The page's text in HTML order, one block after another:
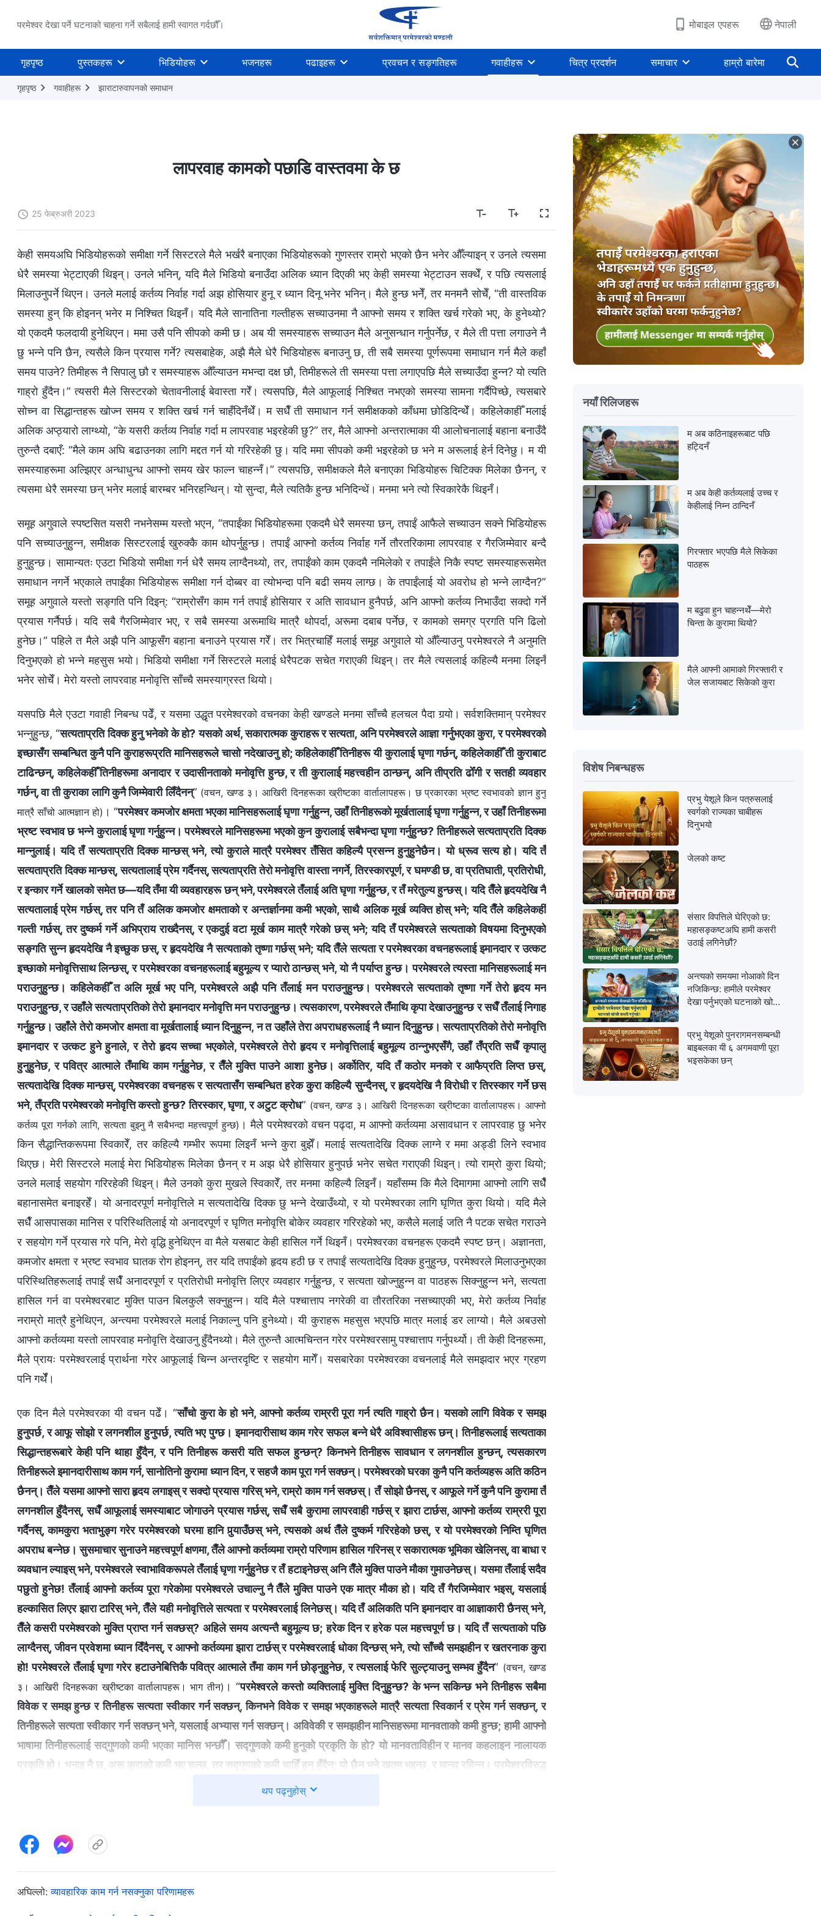
परमेश्वर देखा पर्ने घटनाको चाहना गर्ने सबैलाई हामी स्वागत गर्दछौँ। मोबाइल एपहरू नेपाली
गृहपृष्ठ पुस्तकहरू भिडियोहरू भजनहरू पढाइहरू प्रवचन र सङ्गतिहरू गवाहीहरू चित्र प्रदर्शन समाचार हाम्रो बारेमा
गृहपृष्ठ गवाहीहरू झाराटारुवापनको समाधान
लापरवाह कामको पछाडि वास्तवमा के छ
25 फेब्रुअरी 2023
केही समयअघि भिडियोहरूको समीक्षा गर्ने सिस्टरले मैले भर्खरै बनाएका भिडियोहरूको गुणस्तर राम्रो भएको छैन भनेर औँल्याइन् र उनले त्यसमा
धेरै समस्या भेट्टाएकी थिइन्। उनले भनिन्, यदि मैले भिडियो बनाउँदा अलिक ध्यान दिएकी भए केही समस्या भेट्टाउन सक्थेँ, र पछि त्यसलाई
मिलाउनुपर्ने थिएन। उनले मलाई कर्तव्य निर्वाह गर्दा अझ होसियार हुनू र ध्यान दिनू भनेर भनिन्। मैले हुन्छ भनेँ, तर मनमनै सोचेँ, “ती वास्तविक
समस्या हुन् कि होइनन् भनेर म निश्चित थिइनँ। यदि मैले सानातिना गल्तीहरू सच्याउनमा नै आफ्नो समय र शक्ति खर्च गरेको भए, के हुनेथ्यो?
यो एकदमै फलदायी हुनेथिएन। ममा उसै पनि सीपको कमी छ। अब यी समस्याहरू सच्याउन मैले अनुसन्धान गर्नुपर्नेछ, र मैले ती पत्ता लगाउने नै
छु भन्ने पनि छैन, त्यसैले किन प्रयास गर्ने? त्यसबाहेक, अझै मैले धेरै भिडियोहरू बनाउनु छ, ती सबै समस्या पूर्णरूपमा समाधान गर्न मैले कहाँ
समय पाउने? तिमीहरू नै सिपालु छौ र समस्याहरू औँल्याउन मभन्दा दक्ष छौ, तिमीहरूले ती समस्या पत्ता लगाएपछि मैले सच्याउँदा हुन्न? यो त्यति
गाह्रो हुँदैन।” त्यसरी मैले सिस्टरको चेतावनीलाई बेवास्ता गरेँ। त्यसपछि, मैले आफूलाई निश्चित नभएको समस्या सामना गर्दैपिच्छे, त्यसबारे
सोच्न वा सिद्धान्तहरू खोज्न समय र शक्ति खर्च गर्न चाहँदिनँथेँ। म सधैँ ती समाधान गर्न समीक्षकको काँधमा छोडिदिन्थेँ। कहिलेकाहीँ मलाई
अलिक अप्ठ्यारो लाग्थ्यो, “के यसरी कर्तव्य निर्वाह गर्दा म लापरवाह भइरहेकी छु?” तर, मैले आफ्नो अन्तरात्माका यी आलोचनालाई बहाना बनाउँदै
तुरुन्तै दबाएँ: “मैले काम अघि बढाउनका लागि मद्दत गर्न यो गरिरहेकी छु। यदि ममा सीपको कमी भइरहेको छ भने म अरूलाई हेर्न दिनेछु। म यी
समस्याहरूमा अल्झिएर अन्धाधुन्ध आफ्नो समय खेर फाल्न चाहन्नँ।” त्यसपछि, समीक्षकले मैले बनाएका भिडियोहरू चिटिक्क मिलेका छैनन्, र
त्यसमा धेरै समस्या छन् भनेर मलाई बारम्बर भनिरहन्थिन्। यो सुन्दा, मैले त्यतिकै हुन्छ भनिदिन्थें। मनमा भने त्यो स्विकारेकै थिइनँ।
समूह अगुवाले स्पष्टसित यसरी नभनेसम्म यस्तो भएन, “तपाईंका भिडियोहरूमा एकदमै धेरै समस्या छन्, तपाईं आफैले सच्याउन सक्ने भिडियोहरू
पनि सच्याउनुहुन्न, समीक्षक सिस्टरलाई खुरुक्कै काम थोपर्नुहुन्छ। तपाईं आफ्नो कर्तव्य निर्वाह गर्ने तौरतरिकामा लापरवाह र गैरजिम्मेवार बन्दै
हुनुहुन्छ। सामान्यतः एउटा भिडियो समीक्षा गर्न धेरै समय लाग्दैनथ्यो, तर, तपाईंको काम एकदमै नमिलेको र तपाईंले निकै स्पष्ट समस्याहरूसमेत
समाधान नगर्ने भएकाले तपाईंका भिडियोहरू समीक्षा गर्न दोब्बर वा त्योभन्दा पनि बढी समय लाग्छ। के तपाईंलाई यो अवरोध हो भन्ने लाग्दैन?”
समूह अगुवाले यस्तो सङ्गति पनि दिइन्: “राम्रोसँग काम गर्न तपाईं होसियार र अति सावधान हुनैपर्छ, अनि आफ्नो कर्तव्य निभाउँदा सक्दो गर्ने
प्रयास गर्नैपर्छ। यदि सबै गैरजिम्मेवार भए, र सबै समस्या अरूमाथि मात्रै थोपर्दा, अरूमा दबाब पर्नेछ, र कामको समग्र प्रगति पनि ढिलो
हुनेछ।” पहिले त मैले अझै पनि आफूसँग बहाना बनाउने प्रयास गरेँ। तर भित्रचाहिँ मलाई समूह अगुवाले यो औँल्याउनु परमेश्‍वरले नै अनुमति
दिनुभएको हो भन्ने महसुस भयो। भिडियो समीक्षा गर्ने सिस्टरले मलाई धेरैपटक सचेत गराएकी थिइन्। तर मैले त्यसलाई कहिल्यै मनमा लिइनँ
भनेर सोचेँ। मेरो यस्तो लापरवाह मनोवृत्ति साँच्चै समस्याग्रस्त थियो।
यसपछि मैले एउटा गवाही निबन्ध पढेँ, र यसमा उद्धृत परमेश्‍वरको वचनका केही खण्डले मनमा साँच्चै हलचल पैदा गर्‍यो। सर्वशक्तिमान्‌ परमेश्‍वर
भन्‍नुहुन्छ, “सत्यताप्रति दिक्‍क हुनु भनेको के हो? यसको अर्थ, सकारात्मक कुराहरू र सत्यता, अनि परमेश्‍वरले आज्ञा गर्नुभएका कुरा, र परमेश्‍वरको
इच्‍छासँग सम्‍बन्धित कुनै पनि कुराहरूप्रति मानिसहरूले चासो नदेखाउनु हो; कहिलेकाहीँ तिनीहरू यी कुरालाई घृणा गर्छन्, कहिलेकाहीँ ती कुराबाट
टाढिन्छन्, कहिलेकहीँ तिनीहरूमा अनादार र उदासीनताको मनोवृत्ति हुन्छ, र ती कुरालाई महत्त्वहीन ठान्छन्, अनि तीप्रति ढोँगी र सतही व्यवहार
गर्छन्, वा ती कुराका लागि कुनै जिम्‍मेवारी लिँदैनन्” (वचन, खण्ड ३। आखिरी दिनहरूका ख्रीष्टका वार्तालापहरू। छ प्रकारका भ्रष्ट स्वभावको ज्ञान हुनु
मात्रै साँचो आत्मज्ञान हो) । “परमेश्‍वर कमजोर क्षमता भएका मानिसहरूलाई घृणा गर्नुहुन्‍न, उहाँ तिनीहरूको मूर्खतालाई घृणा गर्नुहुन्न, र उहाँ तिनीहरूमा
भ्रष्ट स्वभाव छ भन्‍ने कुरालाई घृणा गर्नुहुन्‍न। परमेश्वरले मानिसहरूमा भएको कुन कुरालाई सबैभन्दा घृणा गर्नुहुन्छ? तिनीहरूले सत्यताप्रति दिक्‍क
मान्‍नुलाई। यदि तँ सत्यताप्रति दिक्‍क मान्छस् भने, त्यो कुराले मात्रै परमेश्‍वर तँसित कहिल्यै प्रसन्‍न हुनुहुनेछैन। यो ध्रूव सत्य हो। यदि तँ
सत्यताप्रति दिक्‍क मान्छस्, सत्यतालाई प्रेम गर्दैनस्, सत्यताप्रति तेरो मनोवृत्ति वास्ता नगर्ने, तिरस्कारपूर्ण, र घमण्‍डी छ, वा प्रतिघाती, प्रतिरोधी,
र इन्कार गर्ने खालको समेत छ—यदि तँमा यी व्यवहारहरू छन् भने, परमेश्‍वरले तँलाई अति घृणा गर्नुहुन्छ, र तँ मरेतुल्य हुन्छस्। यदि तैँले हृदयदेखि नै
सत्यतालाई प्रेम गर्छस्, तर पनि तँ अलिक कमजोर क्षमताको र अन्तर्ज्ञानमा कमी भएको, साथै अलिक मूर्ख व्यक्ति होस् भने; यदि तैँले कहिलेकहीँ
गल्ती गर्छस्, तर दुष्कर्म गर्ने अभिप्राय राख्दैनस्, र एकदुई वटा मूर्ख काम मात्रै गरेको छस् भने; यदि तँ परमेश्‍वरले सत्यताको विषयमा दिनुभएको
सङ्गति सुन्‍न हृदयदेखि नै इच्‍छुक छस्, र हृदयदेखि नै सत्यताको तृष्णा गर्छस् भने; यदि तैँले सत्यता र परमेश्‍वरका वचनहरूलाई इमानदार र उत्कट
इच्‍छाको मनोवृत्तिसाथ लिन्छस्, र परमेश्‍वरका वचनहरूलाई बहुमूल्य र प्यारो ठान्छस् भने, यो नै पर्याप्त हुन्छ। परमेश्‍वरले त्यस्ता मानिसहरूलाई मन
पराउनुहुन्छ। कहिलेकहीँ त अलि मूर्ख भए पनि, परमेश्‍वरले अझै पनि तँलाई मन पराउनुहुन्छ। परमेश्‍वरले सत्यताको तृष्णा गर्ने तेरो हृदय मन
पराउनुहुन्छ, र उहाँले सत्यताप्रतिको तेरो इमानदार मनोवृत्ति मन पराउनुहुन्छ। त्यसकारण, परमेश्‍वरले तँमाथि कृपा देखाउनुहुन्छ र सधैँ तँलाई निगाह
गर्नुहुन्छ। उहाँले तेरो कमजोर क्षमता वा मूर्खतालाई ध्यान दिनुहुन्‍न, न त उहाँले तेरा अपराधहरूलाई नै ध्यान दिनुहुन्छ। सत्यताप्रतिको तेरो मनोवृत्ति
इमानदार र उत्कट हुने हुनाले, र तेरो हृदय सच्‍चा भएकोले, परमेश्‍वरले तेरो हृदय र मनोवृत्तिलाई बहुमूल्य ठान्‍नुभएसँगै, उहाँ तँप्रति सधैँ कृपालु
हुनुहुनेछ, र पवित्र आत्‍माले तँमाथि काम गर्नुहुनेछ, र तैँले मुक्ति पाउने आशा हुनेछ। अर्कोतिर, यदि तँ कठोर मनको र आफैप्रति लिप्त छस्,
सत्यतादेखि दिक्‍क मान्छस्, परमेश्‍वरका वचनहरू र सत्यतासँग सम्‍बन्धित हरेक कुरा कहिल्यै सुन्दैनस्, र हृदयदेखि नै विरोधी र तिरस्कार गर्ने छस्
भने, तँप्रति परमेश्‍वरको मनोवृत्ति कस्तो हुन्छ? तिरस्कार, घृणा, र अटुट क्रोध” (वचन, खण्ड ३। आखिरी दिनहरूका ख्रीष्टका वार्तालापहरू। आफ्‍नो
कर्तव्य पूरा गर्नको लागि, सत्यता बुझ्‍नु नै सबैभन्दा महत्त्वपूर्ण हुन्छ) । मैले परमेश्‍वरको वचन पढ्दा, म आफ्नो कर्तव्यमा असावधान र लापरवाह छु भनेर
किन सैद्धान्तिकरूपमा स्विकारेँ, तर कहिल्यै गम्भीर रूपमा लिइनँ भन्ने कुरा बुझेँ। मलाई सत्यतादेखि दिक्क लाग्ने र ममा अड्डी लिने स्वभाव
थिएछ। मेरी सिस्टरले मलाई मेरा भिडियोहरू मिलेका छैनन् र म अझ धेरै होसियार हुनुपर्छ भनेर सचेत गराएकी थिइन्। त्यो राम्रो कुरा थियो;
उनले मलाई सहयोग गरिरहेकी थिइन्। मैले उनको कुरा मुखले स्विकारेँ, तर मनमा कहिल्यै लिइनँ। यहाँसम्म कि मैले दिमागमा आफ्नो लागि सधैँ
बहानासमेत बनाइरहेँ। यो अनादरपूर्ण मनोवृत्तिले म सत्यतादेखि दिक्क छु भन्ने देखाउँथ्यो, र यो परमेश्‍वरका लागि घृणित कुरा थियो। यदि मैले
सधैँ आसपासका मानिस र परिस्थितिलाई यो अनादरपूर्ण र घृणित मनोवृत्ति बोकेर व्यवहार गरिरहेको भए, कसैले मलाई जति नै पटक सचेत गराउने
र सहयोग गर्ने प्रयास गरे पनि, मेरो वृद्धि हुनेथिएन वा मैले यसबाट केही हासिल गर्ने थिइनँ। परमेश्‍वरका वचनहरू एकदमै स्पष्ट छन्। अज्ञानता,
कमजोर क्षमता र भ्रष्ट स्वभाव घातक रोग होइनन्, तर यदि तपाईंको हृदय हठी छ र तपाईं सत्यतादेखि दिक्क हुनुहुन्छ, परमेश्‍वरले मिलाउनुभएका
परिस्थितिहरूलाई तपाईं सधैँ अनादरपूर्ण र प्रतिरोधी मनोवृत्ति लिएर व्यवहार गर्नुहुन्छ, र सत्यता खोज्नुहुन्न वा पाठहरू सिक्नुहुन्न भने, सत्यता
हासिल गर्न वा परमेश्‍वरबाट मुक्ति पाउन बिलकुलै सक्नुहुन्न। यदि मैले पश्चात्ताप नगरेकी वा तौरतरिका नसच्याएकी भए, मेरो कर्तव्य निर्वाह
नराम्रो मात्रै हुनेथिएन, अन्त्यमा परमेश्‍वरले मलाई निकाल्नु पनि हुनेथ्यो। यी कुराहरू महसुस भएपछि मात्र मलाई डर लाग्यो। मैले अबउसो
आफ्नो कर्तव्यमा यस्तो लापरवाह मनोवृत्ति देखाउनु हुँदैनथ्यो। मैले तुरुन्तै आत्मचिन्तन गरेर परमेश्‍वरसामु पश्चात्ताप गर्नुपर्थ्यो। ती केही दिनहरूमा,
मैले प्रायः परमेश्‍वरलाई प्रार्थना गरेर आफूलाई चिन्न अन्तरदृष्टि र सहयोग मागेँ। यसबारेका परमेश्‍वरका वचनलाई मैले समझदार भएर ग्रहण
पनि गर्थेँ।
एक दिन मैले परमेश्‍वरका यी वचन पढेँ। “साँचो कुरा के हो भने, आफ्‍नो कर्तव्य राम्ररी पूरा गर्न त्यति गाह्रो छैन। यसको लागि विवेक र समझ
हुनुपर्छ, र आफू सोझो र लगनशील हुनुपर्छ, त्यति भए पुग्छ। इमानदारीसाथ काम गरेर सफल बन्‍ने धेरै अविश्‍वासीहरू छन्। तिनीहरूलाई सत्यताका
सिद्धान्तहरूबारे केही पनि थाहा हुँदैन, र पनि तिनीहरू कसरी यति सफल हुन्छन्? किनभने तिनीहरू सावधान र लगनशील हुन्छन्, त्यसकारण
तिनीहरूले इमानदारीसाथ काम गर्न, सानोतिनो कुरामा ध्यान दिन, र सहजै काम पूरा गर्न सक्छन्। परमेश्‍वरको घरका कुनै पनि कर्तव्यहरू अति कठिन
छैनन्। तैँले यसमा आफ्‍नो सारा हृदय लगाइस् र सक्दो प्रयास गरिस् भने, राम्रो काम गर्न सक्छस्। तँ सोझो छैनस्, र आफूले गर्ने कुनै पनि कुरामा तँ
लगनशील हुँदैनस्, सधैँ आफूलाई समस्याबाट जोगाउने प्रयास गर्छस्, सधैँ सबै कुरामा लापरवाही गर्छस् र झारा टार्छस, आफ्‍नो कर्तव्य राम्ररी पूरा
गर्दैनस्, कामकुरा भताभुङ्ग गरेर परमेश्‍वरको घरमा हानि पुर्‍याउँछस् भने, त्यसको अर्थ तैँले दुष्कर्म गरिरहेको छस्, र यो परमेश्‍वरको निम्ति घृणित
अपराध बन्‍नेछ। सुसमाचार सुनाउने महत्त्वपूर्ण क्षणमा, तैँले आफ्‍नो कर्तव्यमा राम्रो परिणाम हासिल गरिनस् र सकारात्मक भूमिका खेलिनस्, वा बाधा र
व्यवधान ल्याइस् भने, परमेश्‍वरले स्वाभाविकरूपले तँलाई घृणा गर्नुहुनेछ र तँ हटाइनेछस् अनि तैँले मुक्ति पाउने मौका गुमाउनेछस्। यसमा तँलाई सदैव
पछुतो हुनेछ! तँलाई आफ्‍नो कर्तव्य पूरा गरेकोमा परमेश्‍वरले उचाल्‍नु नै तैँले मुक्ति पाउने एक मात्र मौका हो। यदि तँ गैरजिम्‍मेवार भइस्, यसलाई
हल्कासित लिएर झारा टारिस् भने, तैँले यही मनोवृत्तिले सत्यता र परमेश्‍वरलाई लिनेछस्। यदि तँ अलिकति पनि इमानदार वा आज्ञाकारी छैनस् भने,
तैँले कसरी परमेश्‍वरको मुक्ति प्राप्त गर्न सक्छस्? अहिले समय अत्यन्तै बहुमूल्‍य छ; हरेक दिन र हरेक पल महत्त्वपूर्ण छ। यदि तँ सत्यताको पछि
लाग्दैनस्, जीवन प्रवेशमा ध्यान दिँदैनस्, र आफ्‍नो कर्तव्यमा झारा टार्छस् र परमेश्‍वरलाई धोका दिन्छस् भने, त्यो साँच्‍चै समझहीन र खतरनाक कुरा
हो! परमेश्वरले तँलाई घृणा गरेर हटाउनेबित्तिकै पवित्र आत्माले तँमा काम गर्न छोड्नुहुनेछ, र त्यसलाई फेरि सुल्ट्याउनु सम्भव हुँदैन” (वचन, खण्ड
३। आखिरी दिनहरूका ख्रीष्टका वार्तालापहरू। भाग तीन) । “परमेश्‍वरले कस्तो व्यक्तिलाई मुक्ति दिनुहुन्छ? के भन्‍न सकिन्छ भने तिनीहरू सबैमा
विवेक र समझ हुन्छ र तिनीहरू सत्यता स्वीकार गर्न सक्छन्, किनभने विवेक र समझ भएकाहरूले मात्रै सत्यता स्विकार्न र प्रेम गर्न सक्छन्, र
तिनीहरूले सत्यता स्वीकार गर्न सक्छन् भने, यसलाई अभ्यास गर्न सक्छन्। अविवेकी र समझहीन मानिसहरूमा मानवताको कमी हुन्छ; हामी आफ्नो
भाषामा तिनीहरूलाई सद्‌गुणको कमी भएका मानिस भन्छौँ। सद्गुणको कमी हुनुको प्रकृति के हो? यो मानवताविहीन र मानव कहलाइन नालायक
प्रकृति हो। भनाइ नै छ, अरू कुराको कमी भए चल्छ, तर सद्गुणको कमी चाहिँ हुनु हुँदैन; यो छैन भने खतम भइन्छ, र मानव रहिन्‍न। परमेश्‍वरविरुद्ध
विद्रोह गर्न र उहाँका चुनिएका मानिसहरूलाई हानि गर्न सक्दो प्रयास गर्ने पिशाचहरू र दुष्ट राजाहरूलाई हेर्। के तिनीहरूमा सद्गुणको कमी छैन
मबाट धेरै माग गर्नुहुन्न वा मलाई मेरो क्षमताभन्दा पर धकेल्नुहुन्न। मैले फिटिक्कै त्रुटी नभएको भिडियो बनाओस् भनेर परमेश्‍वर अपेक्षा गर्नुहुन्न,
सोच्नुपर्थ्यो र ती सच्याउन थोरै समय खर्चिनुपर्थ्यो, तर म त्यसमा प्रयास गर्न चाहन्नथेँ। आफूलाई समस्याबाट जोगाउन, म काम अरूलाई
थप पढ्नुहोस्
अघिल्लो:व्यावहारिक काम गर्न नसक्‍नुका परिणामहरू
नयाँ रिलिजहरू
म अब कठिनाइहरूबाट पछि
हट्दिनँ
म अब केही कर्तव्यलाई उच्च र
केहीलाई निम्न ठान्दिनँ
गिरफ्तार भएपछि मैले सिकेका
पाठहरू
म बढुवा हुन चाहन्नथेँ—मेरो
चिन्ता के कुरामा थियो?
मैले आफ्नी आमाको गिरफ्तारी र
जेल सजायबाट सिकेको कुरा
विशेष निबन्धहरू
प्रभु येशूले किन पत्रुसलाई
स्वर्गको राज्यका चाबीहरू
दिनुभयो
जेलको कष्ट
संसार विपत्तिले घेरिएको छ:
महासङ्कष्टअघि हामी कसरी
उठाई लगिनेछौं?
अन्त्यको समयमा नोआको दिन
नजिकिन्छ: हामीले परमेश्‍वर
देखा पर्नुभएको घटनाको खोजी
प्रभु येशूको पुनरागमनसम्‍बन्धी
बाइबलका यी ६ अगमवाणी पूरा
भइसकेका छन्